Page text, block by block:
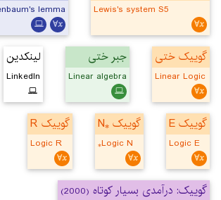
Lewis's system S5
lemma
گوییک ختی
Linear Logic
جبر ختی
Linear algebra
لینکدین
LinkedIn
گوییک E
Logic E
گوییک ⁎N
Logic N⁎
گوییک R
Logic R
گوییک: درآمدی بسیار کوتاه (2000)